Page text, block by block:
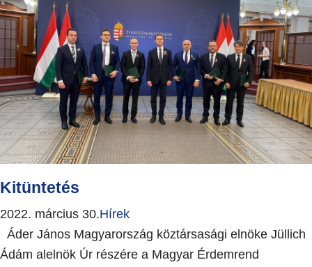
Kitüntetés
2022. március 30.Hírek
Áder János Magyarország köztársasági elnöke Jüllich
Ádám alelnök Úr részére a Magyar Érdemrend